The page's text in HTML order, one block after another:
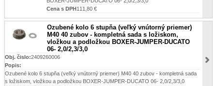
Cena s DPH111,80 €
Ozubené kolo 6 stupňa (veľký vnútorný priemer)
M40 40 zubov - kompletná sada s ložiskom,
vložkou a podložkou BOXER-JUMPER-DUCATO
06- 2,0/2,3/3,0
Obj. čislo:2409260006
Popis:
Ozubené kolo 6 stupňa (veľký vnútorný priemer) M40 40 zubov - kompletná sada
s ložiskom, vložkou a podložkou BOXER-JUMPER-DUCATO 06- 2,0/2,3/3,0